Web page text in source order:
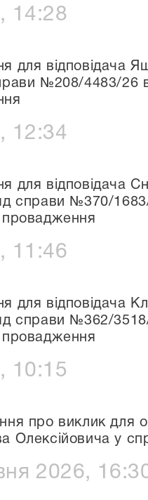
14:28
для відповідача
№208/4483/26
12:34
для відповідача
справи №370/
провадження
11:46
для відповідача
справи №362/
провадження
10:15
про виклик для
Олексійовича у
2026,